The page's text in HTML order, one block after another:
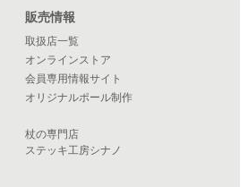
販売情報
取扱店一覧
オンラインストア
会員専用情報サイト
オリジナルポール制作
杖の専門店
ステッキ工房シナノ